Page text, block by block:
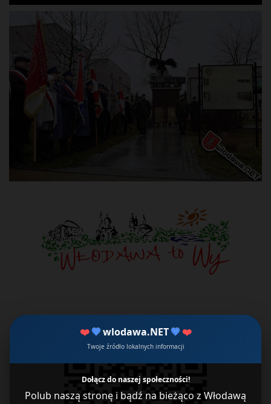
❤️ 💙wlodawa.NET 💙❤️
Twoje źródło lokalnych informacji
Dołącz do naszej społeczności!
Polub naszą stronę i bądź na bieżąco z Włodawą